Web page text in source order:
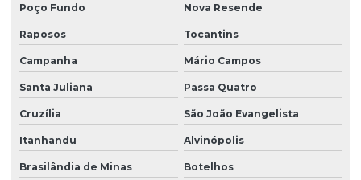
Poço Fundo Nova Resende
Raposos Tocantins
Campanha Mário Campos
Santa Juliana Passa Quatro
Cruzília São João Evangelista
Itanhandu Alvinópolis
Brasilândia de Minas Botelhos